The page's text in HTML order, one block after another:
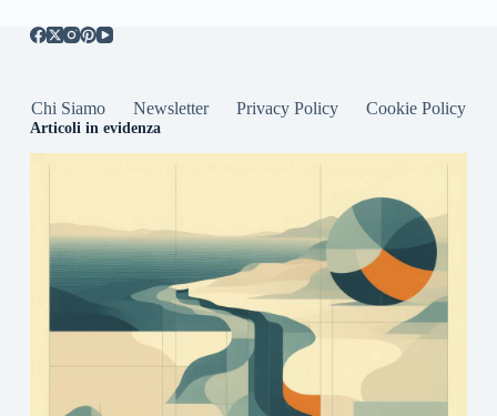
Chi Siamo Newsletter Privacy Policy Cookie Policy
Articoli in evidenza